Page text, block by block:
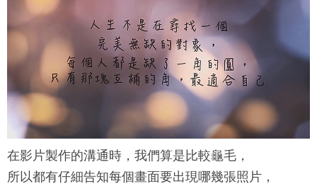
在影片製作的溝通時，我們算是比較龜毛，
所以都有仔細告知每個畫面要出現哪幾張照片，